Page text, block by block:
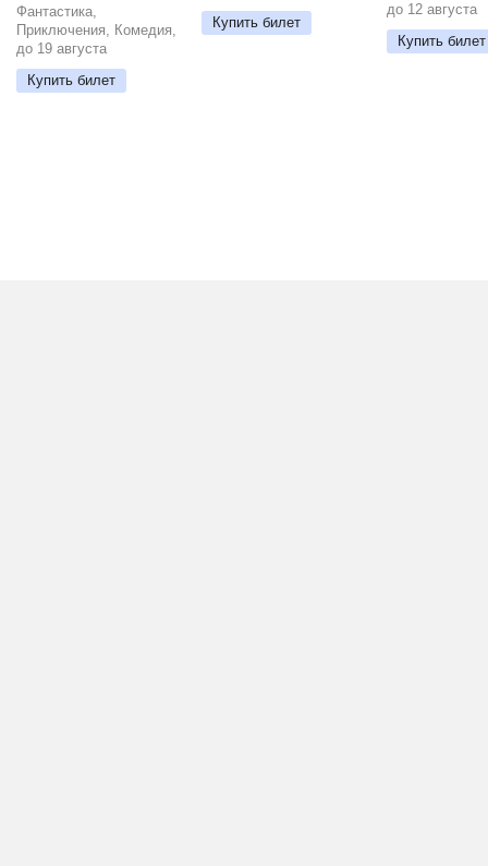
Фантастика,
Приключения, Комедия,
до 19 августа
Купить билет
Купить билет
до 12 августа
Купить билет